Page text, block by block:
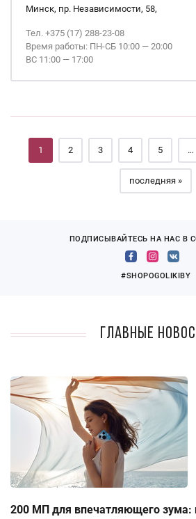
Минск, пр. Независимости, 58,
Тел. +375 (17) 288-23-08
Время работы: ПН-СБ 10:00 — 20:00
ВС 11:00 — 17:00
Страницы
1 2 3 4 5 …
последняя »
ПОДПИСЫВАЙТЕСЬ НА НАС В
#SHOPOGOLIKIBY
Главные
200 МП для впечатляющего